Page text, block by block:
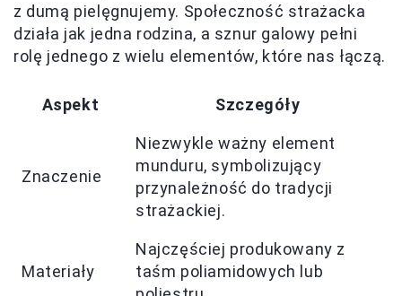
z dumą pielęgnujemy. Społeczność strażacka
działa jak jedna rodzina, a sznur galowy pełni
rolę jednego z wielu elementów, które nas łączą.
Aspekt Szczegóły
Znaczenie
Niezwykle ważny element
munduru, symbolizujący
przynależność do tradycji
strażackiej.
Materiały
Najczęściej produkowany z
taśm poliamidowych lub